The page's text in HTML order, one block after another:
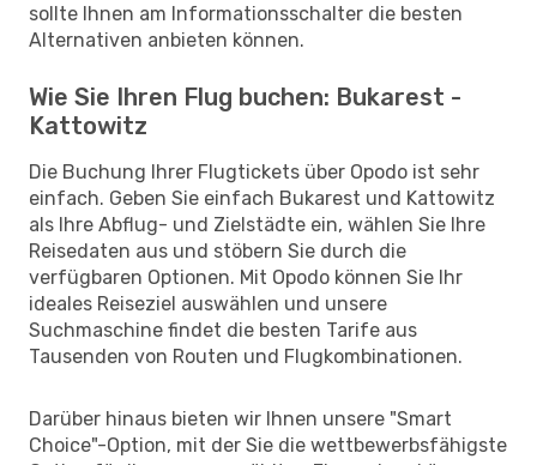
sollte Ihnen am Informationsschalter die besten
Alternativen anbieten können.
Wie Sie Ihren Flug buchen: Bukarest -
Kattowitz
Die Buchung Ihrer Flugtickets über Opodo ist sehr
einfach. Geben Sie einfach Bukarest und Kattowitz
als Ihre Abflug- und Zielstädte ein, wählen Sie Ihre
Reisedaten aus und stöbern Sie durch die
verfügbaren Optionen. Mit Opodo können Sie Ihr
ideales Reiseziel auswählen und unsere
Suchmaschine findet die besten Tarife aus
Tausenden von Routen und Flugkombinationen.
Darüber hinaus bieten wir Ihnen unsere "Smart
Choice"-Option, mit der Sie die wettbewerbsfähigste